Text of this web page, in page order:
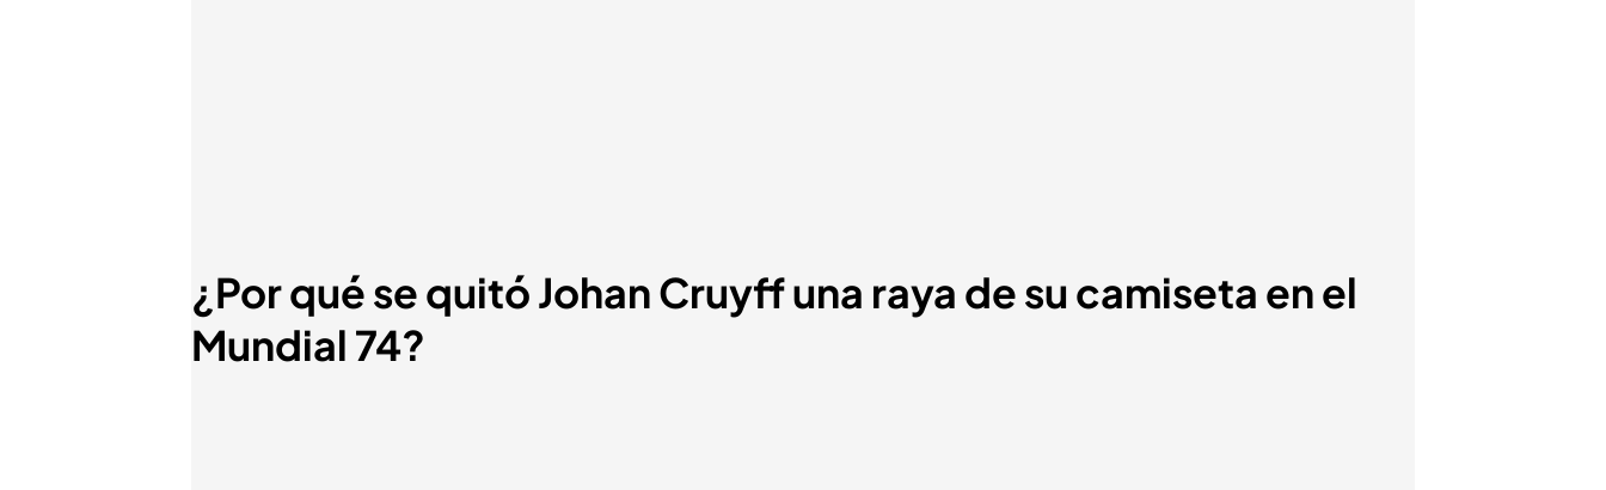
¿Por qué se quitó Johan Cruyff una raya de su camiseta en el
Mundial 74?